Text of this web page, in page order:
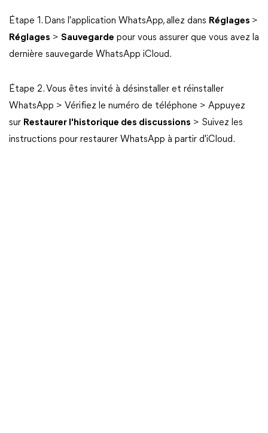
Étape 1. Dans l'application WhatsApp, allez dans Réglages >
Réglages > Sauvegarde pour vous assurer que vous avez la
dernière sauvegarde WhatsApp iCloud.
Étape 2. Vous êtes invité à désinstaller et réinstaller
WhatsApp > Vérifiez le numéro de téléphone > Appuyez
sur Restaurer l'historique des discussions > Suivez les
instructions pour restaurer WhatsApp à partir d'iCloud.